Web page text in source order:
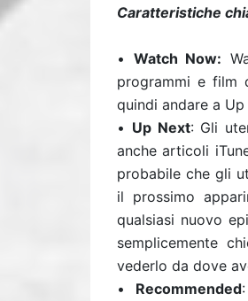
Caratteristiche
• Watch Now:
programmi e film
quindi andare a
• Up Next: Gli
anche articoli
probabile che gli
il prossimo
qualsiasi nuovo
semplicemente
vederlo da dove
• Recommended